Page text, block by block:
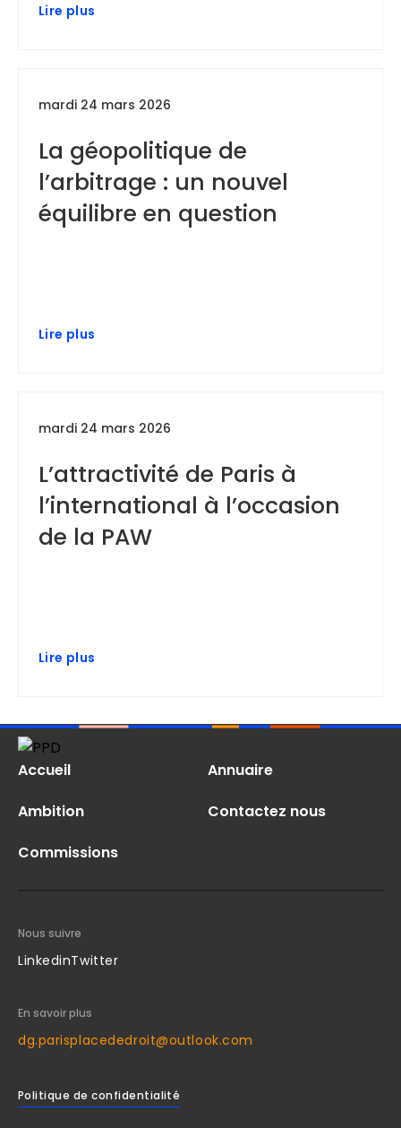
Lire plus
mardi 24 mars 2026
La géopolitique de
l’arbitrage : un nouvel
équilibre en question
Lire plus
mardi 24 mars 2026
L’attractivité de Paris à
l’international à l’occasion
de la PAW
Lire plus
Accueil
Ambition
Commissions
Annuaire
Contactez nous
Nous suivre
LinkedinTwitter
En savoir plus
dg.parisplacededroit@outlook.com
Politique de confidentialité